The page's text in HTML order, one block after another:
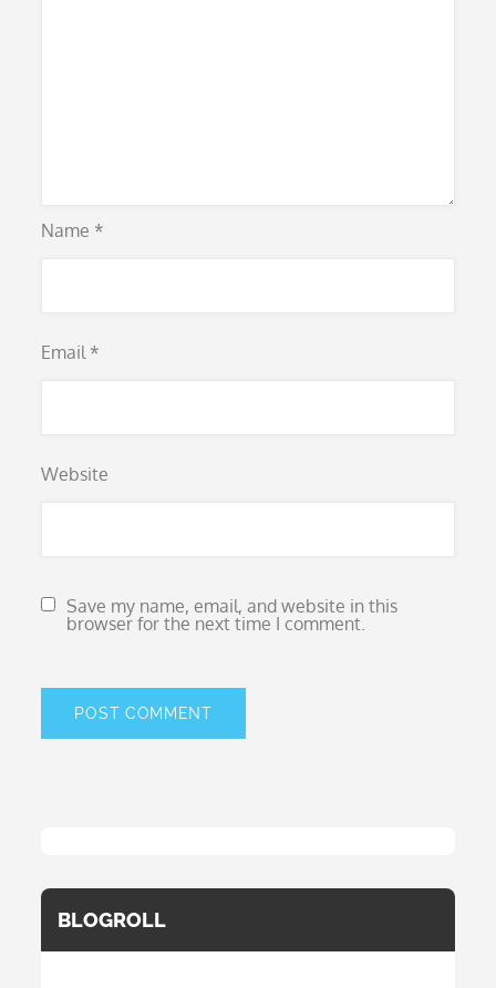
Name *
Email *
Website
Save my name, email, and website in this
browser for the next time I comment.
BLOGROLL